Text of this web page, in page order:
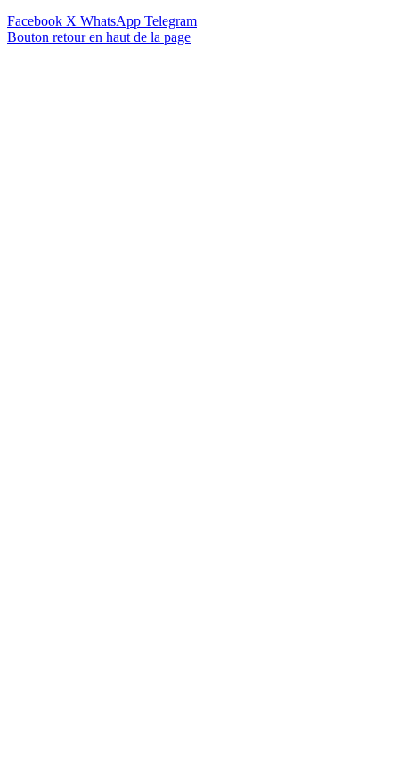
Facebook X WhatsApp Telegram
Bouton retour en haut de la page